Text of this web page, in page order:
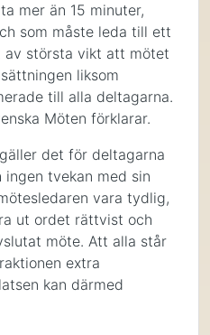
mer än 15 minuter,
som måste leda till ett
största vikt att mötet
liksom
till alla deltagarna.
Möten förklarar.
det för deltagarna
tvekan med sin
vara tydlig,
ut ordet rättvist och
möte. Att alla står
extra
kan därmed